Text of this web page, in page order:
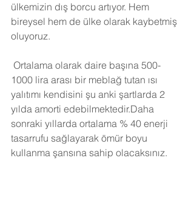
ülkemizin dış borcu artıyor. Hem
bireysel hem de ülke olarak kaybetmiş
oluyoruz.
Ortalama olarak daire başına 500-
1000 lira arası bir meblağ tutan ısı
yalıtımı kendisini şu anki şartlarda 2
yılda amorti edebilmektedir.Daha
sonraki yıllarda ortalama % 40 enerji
tasarrufu sağlayarak ömür boyu
kullanma şansına sahip olacaksınız.